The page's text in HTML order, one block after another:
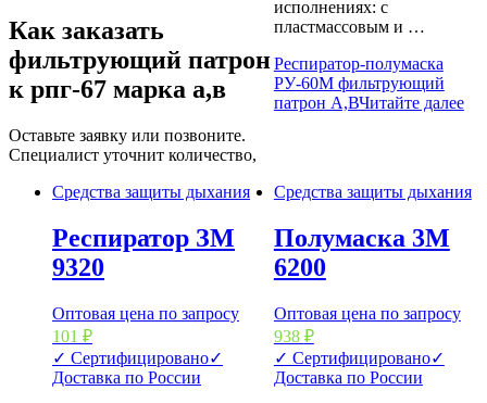
исполнениях: с
пластмассовым и …
Респиратор-полумаска
РУ-60М фильтрующий
патрон А,ВЧитайте далее
Средства защиты дыхания
Респиратор ЗМ
9320
Оптовая цена по запросу
101 ₽
✓ Сертифицировано✓
Доставка по России
Средства защиты дыхания
Полумаска 3М
6200
Оптовая цена по запросу
938 ₽
✓ Сертифицировано✓
Доставка по России
Как заказать
фильтрующий патрон
к рпг-67 марка а,в
Оставьте заявку или позвоните.
Специалист уточнит количество,